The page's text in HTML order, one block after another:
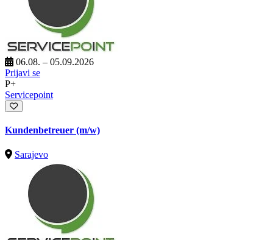
06.08. – 05.09.2026
Prijavi se
P+
Servicepoint
Kundenbetreuer (m/w)
Sarajevo